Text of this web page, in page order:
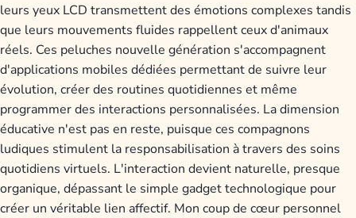
leurs yeux LCD transmettent des émotions complexes tandis
que leurs mouvements fluides rappellent ceux d'animaux
réels. Ces peluches nouvelle génération s'accompagnent
d'applications mobiles dédiées permettant de suivre leur
évolution, créer des routines quotidiennes et même
programmer des interactions personnalisées. La dimension
éducative n'est pas en reste, puisque ces compagnons
ludiques stimulent la responsabilisation à travers des soins
quotidiens virtuels. L'interaction devient naturelle, presque
organique, dépassant le simple gadget technologique pour
créer un véritable lien affectif. Mon coup de cœur personnel